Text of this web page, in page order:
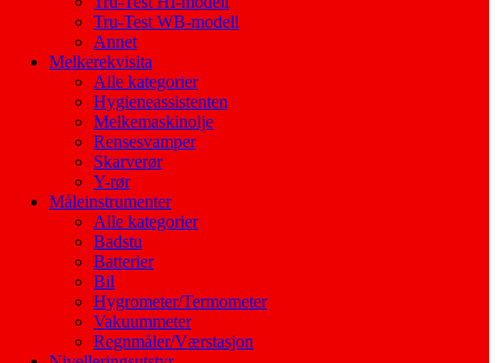
Tru-Test WB-modell
Annet
Melkerekvisita
Alle kategorier
Hygieneassistenten
Melkemaskinolje
Rensesvamper
Skarverør
Y-rør
Måleinstrumenter
Alle kategorier
Badstu
Batterier
Bil
Hygrometer/Termometer
Vakuummeter
Regnmåler/Værstasjon